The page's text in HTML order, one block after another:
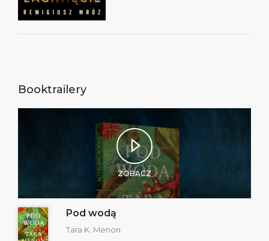
Booktrailery
ZOBACZ
Pod wodą
Tara K. Menon